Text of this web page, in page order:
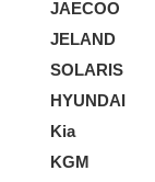
JAECOO
JELAND
SOLARIS
HYUNDAI
Kia
KGM